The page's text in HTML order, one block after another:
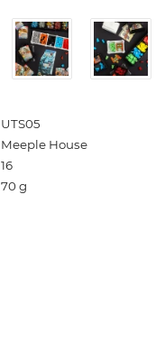
UTS05
Meeple House
16
70 g